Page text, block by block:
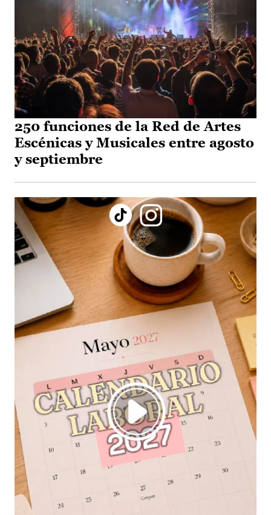
250 funciones de la Red de Artes
Escénicas y Musicales entre agosto
y septiembre